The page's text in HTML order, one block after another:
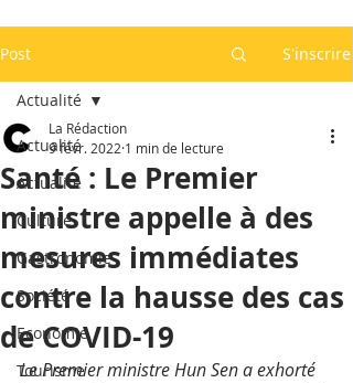
Post S'inscrire
Actualité
Actualité
Culture
Gastronomie
Société
Economie
Tourisme
Actualité
Santé : Le Premier
ministre appelle à des
mesures immédiates
contre la hausse des cas
de COVID-19
La Rédaction
9 févr. 2022 1 min de lecture
Le Premier ministre Hun Sen a exhorté